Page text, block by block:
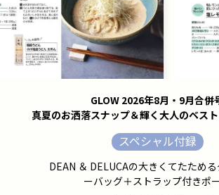
GLOW 2026年8月・9月合併
真夏のお洒落スナップ＆輝く大人のベス
スペシャル付録
DEAN ＆ DELUCAの大きくてたため
ーバッグ＋ストラップ付きポ